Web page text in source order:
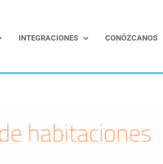
INTEGRACIONES CONÓZCANOS